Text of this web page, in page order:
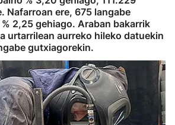
Nafarroan ere, 675 langabe
2,25 gehiago. Araban bakarrik
urtarrilean aurreko hileko datuekin
gutxiagorekin.